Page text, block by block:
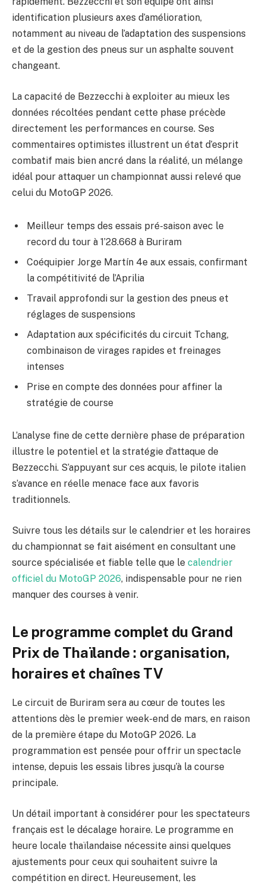
identification plusieurs axes d’amélioration,
notamment au niveau de l’adaptation des suspensions
et de la gestion des pneus sur un asphalte souvent
changeant.
La capacité de Bezzecchi à exploiter au mieux les
données récoltées pendant cette phase précède
directement les performances en course. Ses
commentaires optimistes illustrent un état d’esprit
combatif mais bien ancré dans la réalité, un mélange
idéal pour attaquer un championnat aussi relevé que
celui du MotoGP 2026.
Meilleur temps des essais pré-saison avec le
record du tour à 1’28.668 à Buriram
Coéquipier Jorge Martín 4e aux essais, confirmant
la compétitivité de l’Aprilia
Travail approfondi sur la gestion des pneus et
réglages de suspensions
Adaptation aux spécificités du circuit Tchang,
combinaison de virages rapides et freinages
intenses
Prise en compte des données pour affiner la
stratégie de course
L’analyse fine de cette dernière phase de préparation
illustre le potentiel et la stratégie d’attaque de
Bezzecchi. S’appuyant sur ces acquis, le pilote italien
s’avance en réelle menace face aux favoris
traditionnels.
Suivre tous les détails sur le calendrier et les horaires
du championnat se fait aisément en consultant une
source spécialisée et fiable telle que le calendrier
officiel du MotoGP 2026, indispensable pour ne rien
manquer des courses à venir.
Le programme complet du Grand
Prix de Thaïlande : organisation,
horaires et chaînes TV
Le circuit de Buriram sera au cœur de toutes les
attentions dès le premier week-end de mars, en raison
de la première étape du MotoGP 2026. La
programmation est pensée pour offrir un spectacle
intense, depuis les essais libres jusqu’à la course
principale.
Un détail important à considérer pour les spectateurs
français est le décalage horaire. Le programme en
heure locale thaïlandaise nécessite ainsi quelques
ajustements pour ceux qui souhaitent suivre la
compétition en direct. Heureusement, les